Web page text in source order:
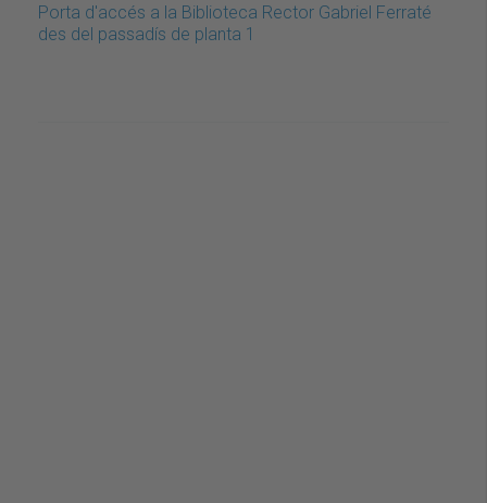
Porta d'accés a la Biblioteca Rector Gabriel Ferraté
des del passadís de planta 1